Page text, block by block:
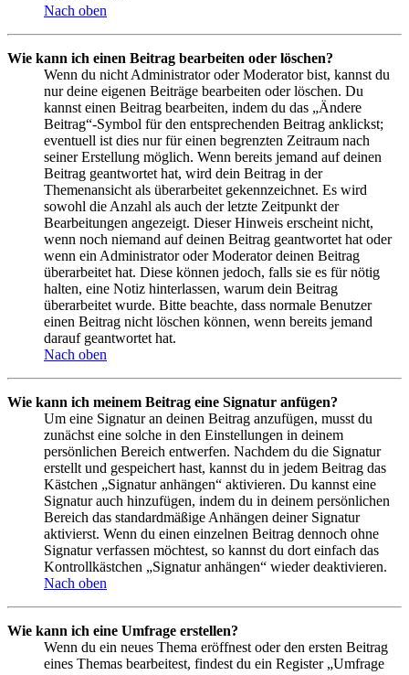
Nach oben
Wie kann ich einen Beitrag bearbeiten oder löschen?
Wenn du nicht Administrator oder Moderator bist, kannst du
nur deine eigenen Beiträge bearbeiten oder löschen. Du
kannst einen Beitrag bearbeiten, indem du das „Ändere
Beitrag“-Symbol für den entsprechenden Beitrag anklickst;
eventuell ist dies nur für einen begrenzten Zeitraum nach
seiner Erstellung möglich. Wenn bereits jemand auf deinen
Beitrag geantwortet hat, wird dein Beitrag in der
Themenansicht als überarbeitet gekennzeichnet. Es wird
sowohl die Anzahl als auch der letzte Zeitpunkt der
Bearbeitungen angezeigt. Dieser Hinweis erscheint nicht,
wenn noch niemand auf deinen Beitrag geantwortet hat oder
wenn ein Administrator oder Moderator deinen Beitrag
überarbeitet hat. Diese können jedoch, falls sie es für nötig
halten, eine Notiz hinterlassen, warum dein Beitrag
überarbeitet wurde. Bitte beachte, dass normale Benutzer
einen Beitrag nicht löschen können, wenn bereits jemand
darauf geantwortet hat.
Nach oben
Wie kann ich meinem Beitrag eine Signatur anfügen?
Um eine Signatur an deinen Beitrag anzufügen, musst du
zunächst eine solche in den Einstellungen in deinem
persönlichen Bereich entwerfen. Nachdem du die Signatur
erstellt und gespeichert hast, kannst du in jedem Beitrag das
Kästchen „Signatur anhängen“ aktivieren. Du kannst eine
Signatur auch hinzufügen, indem du in deinem persönlichen
Bereich das standardmäßige Anhängen deiner Signatur
aktivierst. Wenn du einen einzelnen Beitrag dennoch ohne
Signatur verfassen möchtest, so kannst du dort einfach das
Kontrollkästchen „Signatur anhängen“ wieder deaktivieren.
Nach oben
Wie kann ich eine Umfrage erstellen?
Wenn du ein neues Thema eröffnest oder den ersten Beitrag
eines Themas bearbeitest, findest du ein Register „Umfrage